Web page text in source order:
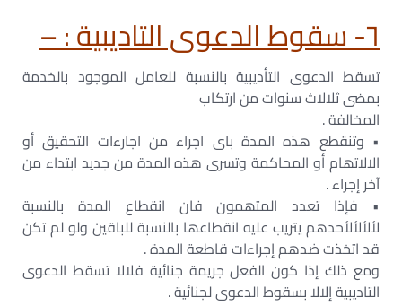
٦- سقوط الدعوى التاديبية : –
تسقط الدعوى التأديبية بالنسبة للعامل الموجود بالخدمة
بمضى ثلالاث سنوات من ارتكاب
المخالفة .
• وتنقطع ھذه المدة باى اجراء من اجارءات التحقيق أو
الالاتھام أو المحاكمة وتسرى ھذه المدة من جديد ابتداء من
آخر إجراء .
• فإذا تعدد المتھمون فان انقطاع المدة بالنسبة
لألألألأحدھم يتريب عليه انقطاعھا بالنسبة للباقين ولو لم تكن
قد اتخذت ضدھم إجراءات قاطعة المدة .
ومع ذلك إذا كون الفعل جريمة جنائية فلالا تسقط الدعوى
التاديبية إلالا بسقوط الدعوى لجنائية .